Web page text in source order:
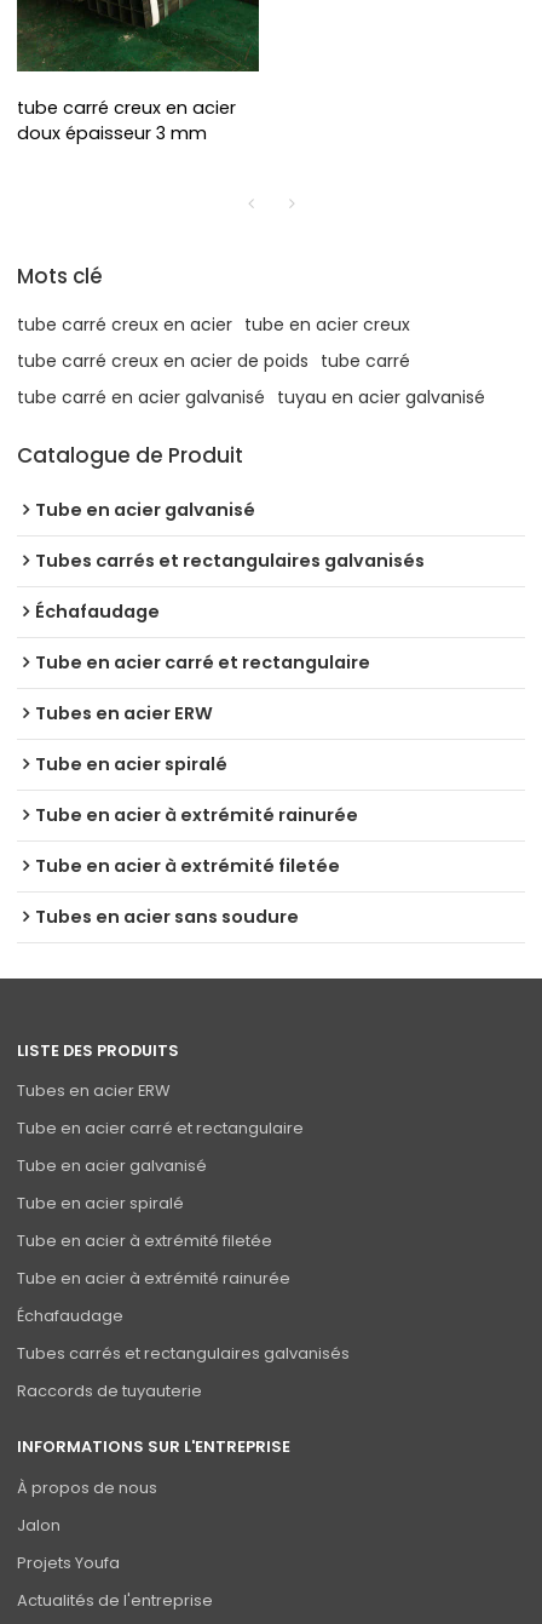
tube carré creux en acier
doux épaisseur 3 mm
Mots clé
tube carré creux en acier tube en acier creux
tube carré creux en acier de poids tube carré
tube carré en acier galvanisé tuyau en acier galvanisé
Catalogue de Produit
Tube en acier galvanisé
Tubes carrés et rectangulaires galvanisés
Échafaudage
Tube en acier carré et rectangulaire
Tubes en acier ERW
Tube en acier spiralé
Tube en acier à extrémité rainurée
Tube en acier à extrémité filetée
Tubes en acier sans soudure
LISTE DES PRODUITS
Tubes en acier ERW
Tube en acier carré et rectangulaire
Tube en acier galvanisé
Tube en acier spiralé
Tube en acier à extrémité filetée
Tube en acier à extrémité rainurée
Échafaudage
Tubes carrés et rectangulaires galvanisés
Raccords de tuyauterie
INFORMATIONS SUR L'ENTREPRISE
À propos de nous
Jalon
Projets Youfa
Actualités de l'entreprise